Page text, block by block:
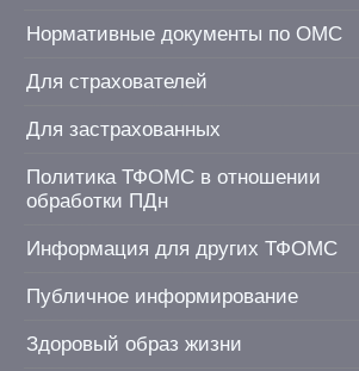
Нормативные документы по ОМС
Для страхователей
Для застрахованных
Политика ТФОМС в отношении
обработки ПДн
Информация для других ТФОМС
Публичное информирование
Здоровый образ жизни